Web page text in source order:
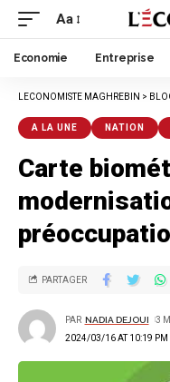
Aa
Economie Entreprise
LECONOMISTE MAGHREBIN >
A LA UNE NATION
Carte
2024/03/16 AT 10:19 PM
PAR NADIA DEJOUI 3
PARTAGER